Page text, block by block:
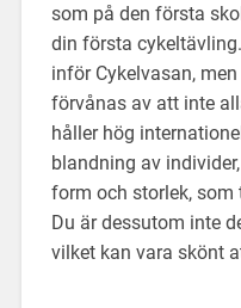
som på den första
din första
inför Cykelvasan,
förvånas av att inte
håller hög
blandning av
form och storlek,
Du är dessutom inte
vilket kan vara skönt